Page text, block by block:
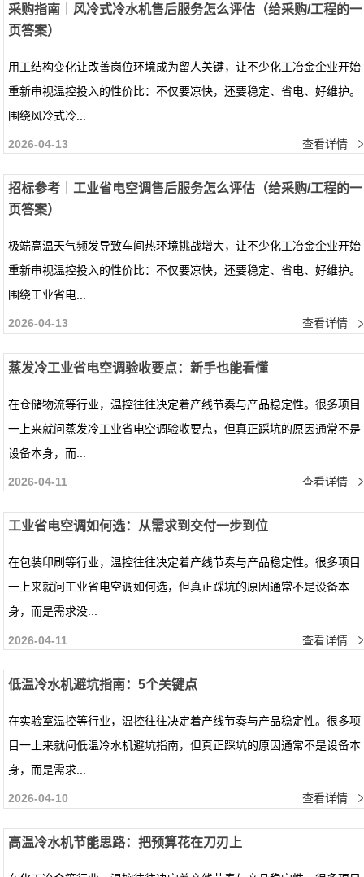
采购指南｜风冷式冷水机售后服务怎么评估（给采购/工程的一
页答案）
用工结构变化让改善岗位环境成为留人关键，让不少化工冶金企业开始
重新审视温控投入的性价比：不仅要凉快，还要稳定、省电、好维护。
围绕风冷式冷...
2026-04-13 查看详情
招标参考｜工业省电空调售后服务怎么评估（给采购/工程的一
页答案）
极端高温天气频发导致车间热环境挑战增大，让不少化工冶金企业开始
重新审视温控投入的性价比：不仅要凉快，还要稳定、省电、好维护。
围绕工业省电...
2026-04-13 查看详情
蒸发冷工业省电空调验收要点：新手也能看懂
在仓储物流等行业，温控往往决定着产线节奏与产品稳定性。很多项目
一上来就问蒸发冷工业省电空调验收要点，但真正踩坑的原因通常不是
设备本身，而...
2026-04-11 查看详情
工业省电空调如何选：从需求到交付一步到位
在包装印刷等行业，温控往往决定着产线节奏与产品稳定性。很多项目
一上来就问工业省电空调如何选，但真正踩坑的原因通常不是设备本
身，而是需求没...
2026-04-11 查看详情
低温冷水机避坑指南：5个关键点
在实验室温控等行业，温控往往决定着产线节奏与产品稳定性。很多项
目一上来就问低温冷水机避坑指南，但真正踩坑的原因通常不是设备本
身，而是需求...
2026-04-10 查看详情
高温冷水机节能思路：把预算花在刀刃上